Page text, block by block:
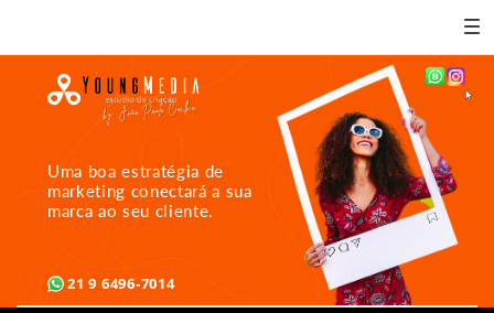
by: João Paulo Coelho
Uma boa estratégia de
marketing conectará a sua
marca ao seu cliente.
21 9 6496-7014